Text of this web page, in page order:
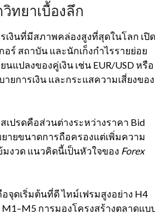
ทยาเบื้องลึก
เงินที่มีสภาพคล่องสูงที่สุดในโลก เปิด
ร์ สถาบัน และนักเก็งกำไรรายย่อย
แปลงของคู่เงิน เช่น EUR/USD หรือ
ยการเงิน และกระแสความเสี่ยงของ
เปรดคือส่วนต่างระหว่างราคา Bid
ยายขนาดการถือครองแต่เพิ่มความ
งวด แนวคิดนี้เป็นหัวใจของ Forex
ดเริ่มต้นที่ดี ไทม์เฟรมสูงอย่าง H4
การมองโครงสร้างตลาดแบ